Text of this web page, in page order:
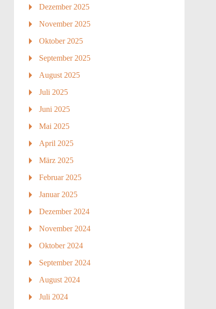
Dezember 2025
November 2025
Oktober 2025
September 2025
August 2025
Juli 2025
Juni 2025
Mai 2025
April 2025
März 2025
Februar 2025
Januar 2025
Dezember 2024
November 2024
Oktober 2024
September 2024
August 2024
Juli 2024